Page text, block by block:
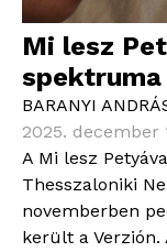
Mi lesz
spektruma
BARANYI
2025. december
A Mi lesz
Thesszaloniki
novemberben
került a